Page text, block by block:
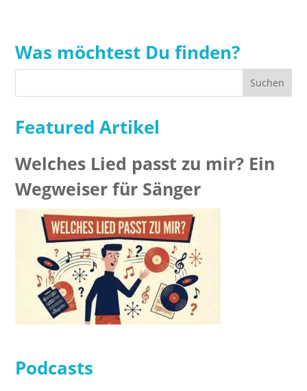
Was möchtest Du finden?
Featured Artikel
Welches Lied passt zu mir? Ein
Wegweiser für Sänger
Podcasts